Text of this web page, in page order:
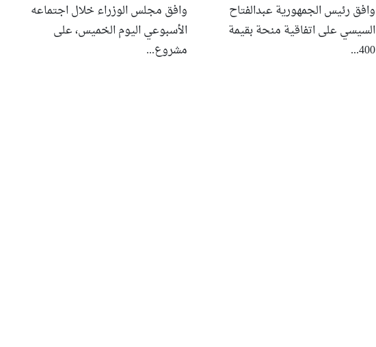
وافق رئيس الجمهورية عبدالفتاح
السيسي على اتفاقية منحة بقيمة
400...
وافق مجلس الوزراء خلال اجتماعه
الأسبوعي اليوم الخميس، على
مشروع...